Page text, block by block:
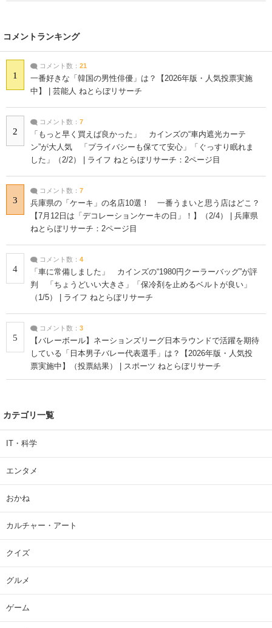
コメントランキング
1
コメント数： 21
一番好きな「韓国の男性俳優」は？【2026年版・人気投票実施
中】 | 芸能人 ねとらぼリサーチ
2
コメント数： 7
「もっと早く買えば良かった」 カインズの“車内遮光カーテ
ン”が大人気 「プライバシーも保てて安心」「ぐっすり眠れま
した」（2/2） | ライフ ねとらぼリサーチ：2ページ目
3
コメント数： 7
兵庫県の「ケーキ」の名店10選！ 一番うまいと思う店はどこ？
【7月12日は「デコレーションケーキの日」！】（2/4） | 兵庫県
ねとらぼリサーチ：2ページ目
4
コメント数： 4
「車に常備しました」 カインズの“1980円クーラーバッグ”が評
判 「ちょうどいい大きさ」「保冷剤を止めるベルトが良い」
（1/5） | ライフ ねとらぼリサーチ
5
コメント数： 3
【バレーボール】ネーションズリーグ日本ラウンドで活躍を期待
している「日本男子バレー代表選手」は？【2026年版・人気投
票実施中】（投票結果） | スポーツ ねとらぼリサーチ
カテゴリ一覧
IT・科学
エンタメ
おかね
カルチャー・アート
クイズ
グルメ
ゲーム